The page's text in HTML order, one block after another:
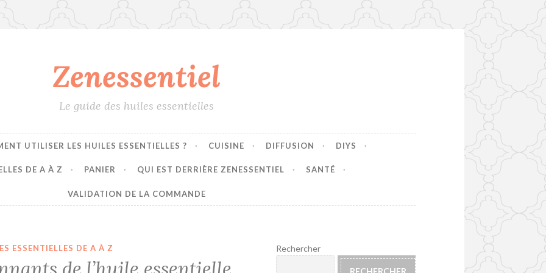
Zenessentiel
Le guide des huiles essentielles
UTILISER LES HUILES ESSENTIELLES ? CUISINE DIFFUSION DIYS
DE A À Z PANIER QUI EST DERRIÈRE ZENESSENTIEL SANTÉ
VALIDATION DE LA COMMANDE
ESSENTIELLES DE A À Z Rechercher